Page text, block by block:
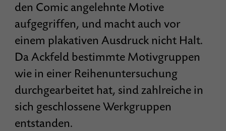
den Comic angelehnte Motive
aufgegriffen, und macht auch vor
einem plakativen Ausdruck nicht Halt.
Da Ackfeld bestimmte Motivgruppen
wie in einer Reihenuntersuchung
durchgearbeitet hat, sind zahlreiche in
sich geschlossene Werkgruppen
entstanden.